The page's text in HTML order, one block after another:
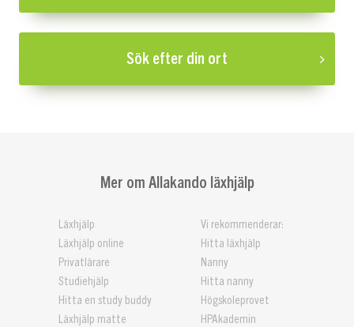
Sök efter din ort
Mer om Allakando läxhjälp
Läxhjälp
Läxhjälp online
Privatlärare
Studiehjälp
Hitta en study buddy
Läxhjälp matte
Vi rekommenderar:
Hitta läxhjälp
Nanny
Hitta nanny
Högskoleprovet
HPAkademin